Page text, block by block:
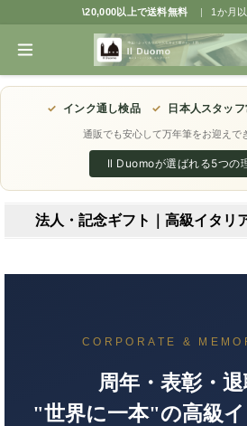
\20,000以上で送料無料 | 1か月
✓ インク通し検品 ✓ 日本人スタッ
通販でも安心して万年筆をお迎えで
Il Duomoが選ばれる5つの
法人・記念ギフト｜高級イタリ
CORPORATE &
周年・表彰・退
"世界に一本"の高級